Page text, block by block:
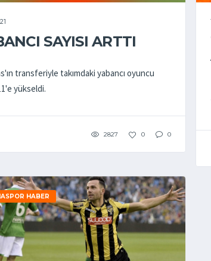
SAYISI ARTTI
transferiyle takımdaki yabancı oyuncu
yükseldi.
2827 0 0
HABER